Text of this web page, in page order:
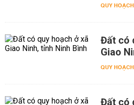
QUY HOẠCH
Đất có
Giao
QUY HOẠCH
Đất có